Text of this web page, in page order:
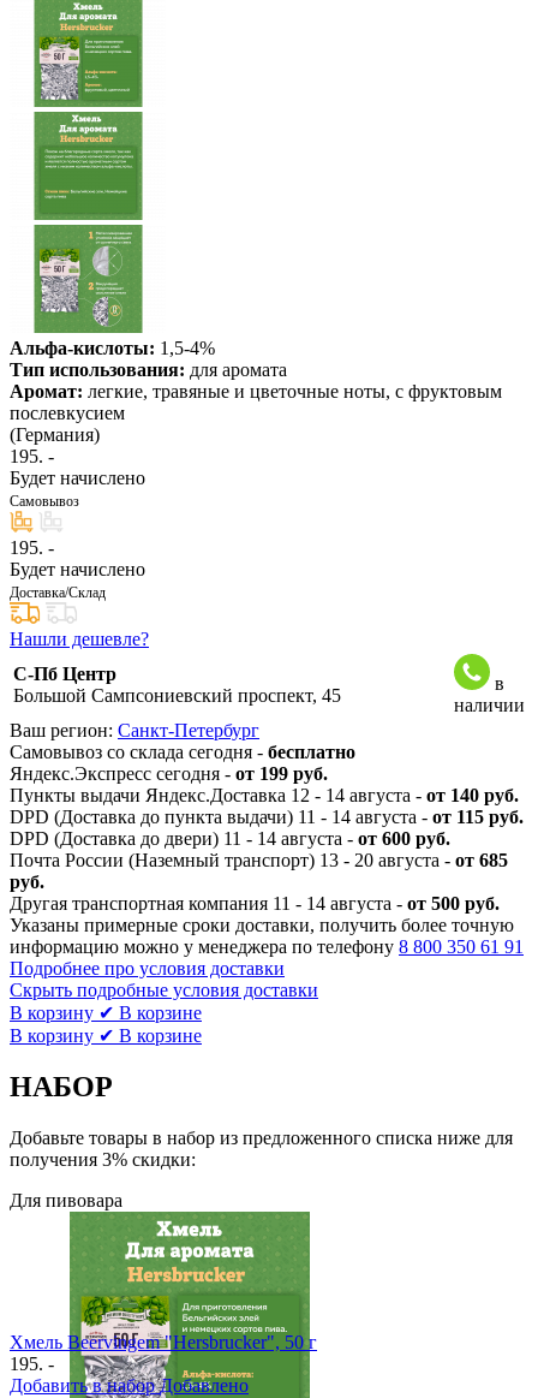
Альфа-кислоты: 1,5-4%
Тип использования: для аромата
Аромат: легкие, травяные и цветочные ноты, с фруктовым
послевкусием
(Германия)
195. -
Будет начислено
Самовывоз
195. -
Будет начислено
Доставка/Склад
Нашли дешевле?
С-Пб Центр
Большой Сампсониевский проспект, 45
в
наличии
Ваш регион: Санкт-Петербург
Самовывоз со склада сегодня - бесплатно
Яндекс.Экспресс сегодня - от 199 руб.
Пункты выдачи Яндекс.Доставка 12 - 14 августа - от 140 руб.
DPD (Доставка до пункта выдачи) 11 - 14 августа - от 115 руб.
DPD (Доставка до двери) 11 - 14 августа - от 600 руб.
Почта России (Наземный транспорт) 13 - 20 августа - от 685
руб.
Другая транспортная компания 11 - 14 августа - от 500 руб.
Указаны примерные сроки доставки, получить более точную
информацию можно у менеджера по телефону 8 800 350 61 91
Подробнее про условия доставки
Скрыть подробные условия доставки
В корзину ✔ В корзине
В корзину ✔ В корзине
НАБОР
Добавьте товары в набор из предложенного списка ниже для
получения 3% скидки:
Для пивовара
Хмель Beervingem "Hersbrucker", 50 г
195. -
Добавить в набор Добавлено